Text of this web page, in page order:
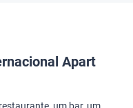
Apart